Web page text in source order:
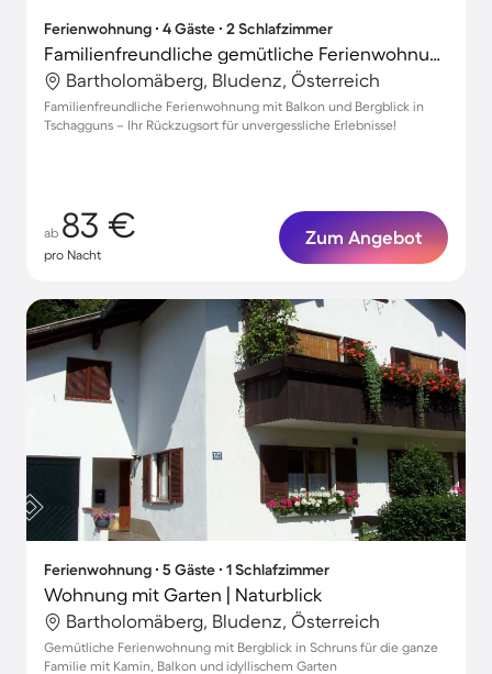
Ferienwohnung ∙ 4 Gäste ∙ 2 Schlafzimmer
Familienfreundliche gemütliche Ferienwohnung mit Garten | Bergblick
Bartholomäberg, Bludenz, Österreich
Familienfreundliche Ferienwohnung mit Balkon und Bergblick in
Tschagguns – Ihr Rückzugsort für unvergessliche Erlebnisse!
ab 83 €
pro Nacht
Zum Angebot
Ferienwohnung ∙ 5 Gäste ∙ 1 Schlafzimmer
Wohnung mit Garten | Naturblick
Bartholomäberg, Bludenz, Österreich
Gemütliche Ferienwohnung mit Bergblick in Schruns für die ganze
Familie mit Kamin, Balkon und idyllischem Garten